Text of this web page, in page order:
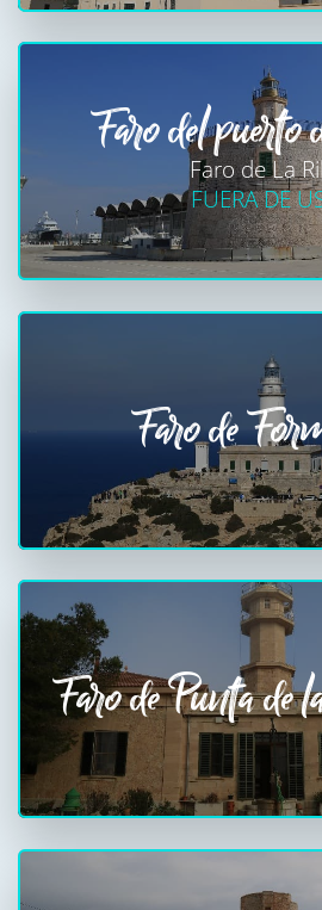
Faro del puerto
Faro de La
FUERA DE
Faro de
Faro de Punta de